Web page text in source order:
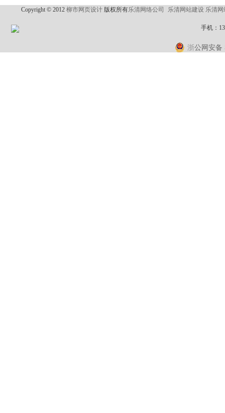
Copyright © 2012 柳市网页设计 版权所有乐清网络公司 乐清网站建设 乐清
手机：
浙公网安备